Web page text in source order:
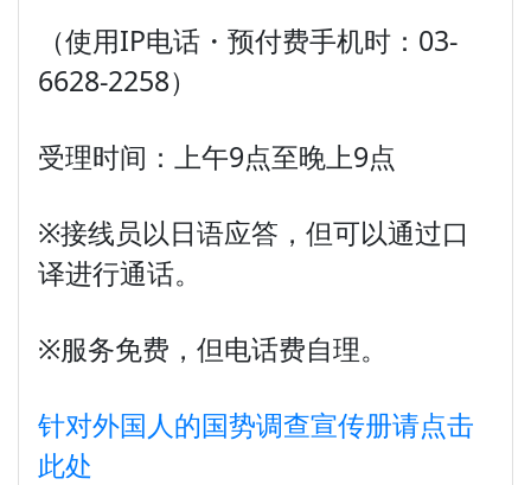
（使用IP电话・预付费手机时：03-
6628-2258）
受理时间：上午9点至晚上9点
※接线员以日语应答，但可以通过口
译进行通话。
※服务免费，但电话费自理。
针对外国人的国势调查宣传册请点击
此处